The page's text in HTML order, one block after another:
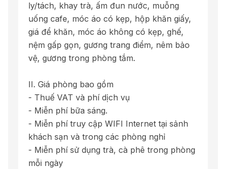
ly/tách, khay trà, ấm đun nước, muỗng
uống cafe, móc áo có kẹp, hộp khăn giấy,
giá để khăn, móc áo không có kẹp, ghế,
nệm gấp gọn, gương trang điểm, nêm bảo
vệ, gương trong phòng tắm.
II. Giá phòng bao gồm
- Thuế VAT và phí dịch vụ
- Miễn phí bữa sáng.
- Miễn phí truy cập WIFI Internet tại sảnh
khách sạn và trong các phòng nghỉ
- Miễn phí sử dụng trà, cà phê trong phòng
mỗi ngày